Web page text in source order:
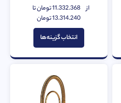
امتیاز
0
5
از 11.332.368تومانتا
13.314.240تومان
انتخاب گزینه‌ها